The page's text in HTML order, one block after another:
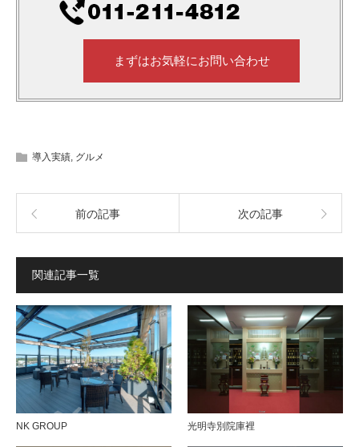
まずはお気軽にお問い合わせ
導入実績, グルメ
前の記事 次の記事
関連記事一覧
NK GROUP 光明寺別院庫裡